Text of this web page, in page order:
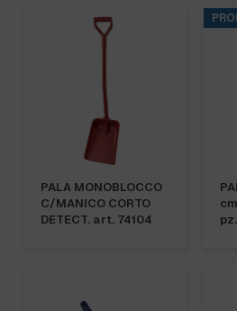
PALA MONOBLOCCO
C/MANICO CORTO
DETECT. art. 74104